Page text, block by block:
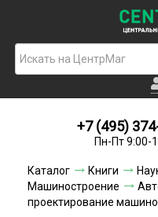
+7 (495)
Пн-Пт 9:00-
Каталог Книги
Машиностроение
проектирование